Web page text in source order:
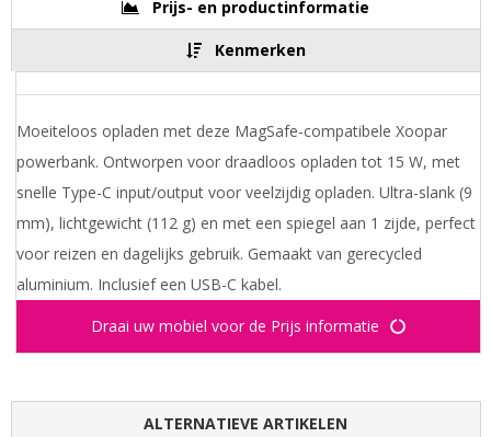
Prijs- en productinformatie
Kenmerken
Moeiteloos opladen met deze MagSafe-compatibele Xoopar
powerbank. Ontworpen voor draadloos opladen tot 15 W, met
snelle Type-C input/output voor veelzijdig opladen. Ultra-slank (9
mm), lichtgewicht (112 g) en met een spiegel aan 1 zijde, perfect
voor reizen en dagelijks gebruik. Gemaakt van gerecycled
aluminium. Inclusief een USB-C kabel.
Draai uw mobiel voor de Prijs informatie
ALTERNATIEVE ARTIKELEN